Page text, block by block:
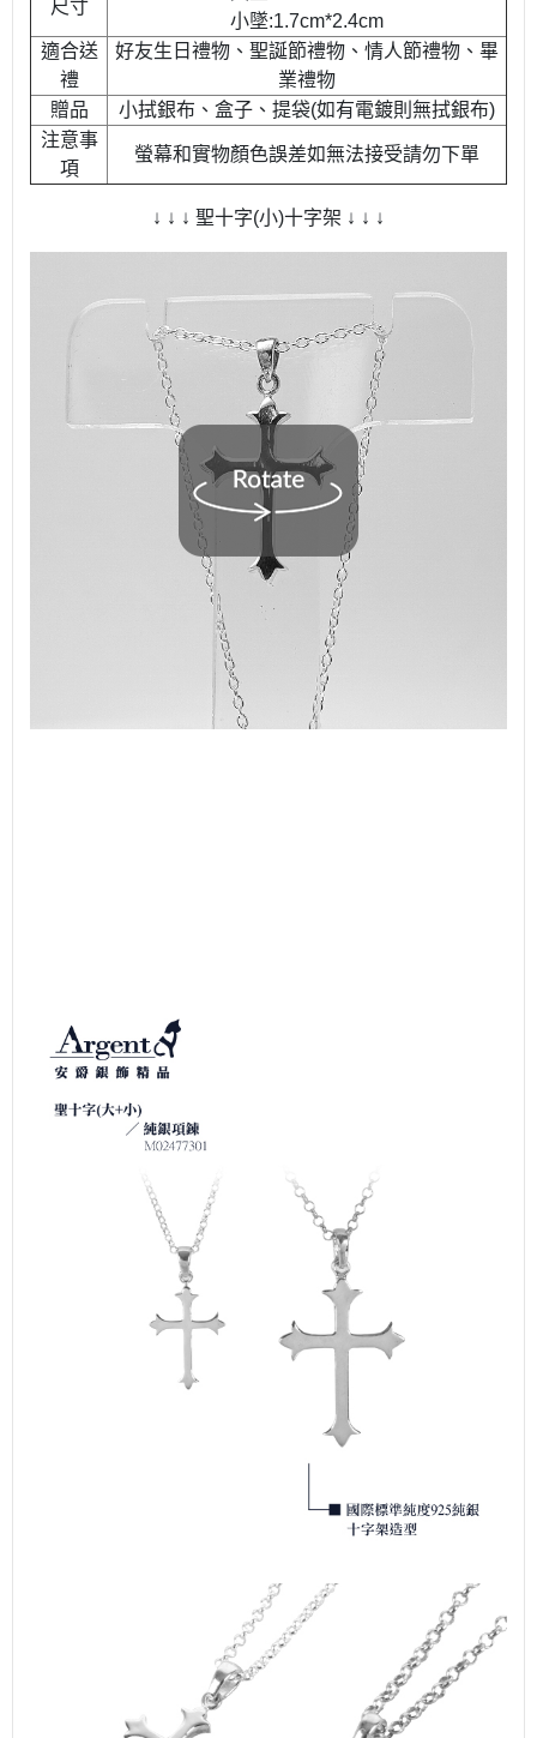
尺寸
小墜:1.7cm*2.4cm
適合送
禮
好友生日禮物、聖誕節禮物、情人節禮物、畢
業禮物
贈品
小拭銀布、盒子、提袋(如有電鍍則無拭銀布)
注意事
項
螢幕和實物顏色誤差如無法接受請勿下單
↓ ↓ ↓ 聖十字(小)十字架 ↓ ↓ ↓